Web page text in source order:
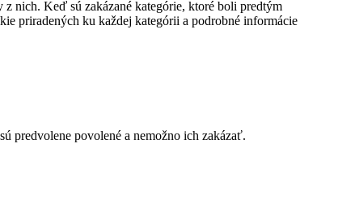
nich. Keď sú zakázané kategórie, ktoré boli predtým
priradených ku každej kategórii a podrobné informácie
predvolene povolené a nemožno ich zakázať.